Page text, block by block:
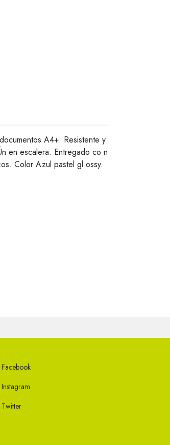
A4+. Resistente y
en escalera. Entregado co n
Color Azul pastel gl ossy.
Facebook
Instagram
Twitter